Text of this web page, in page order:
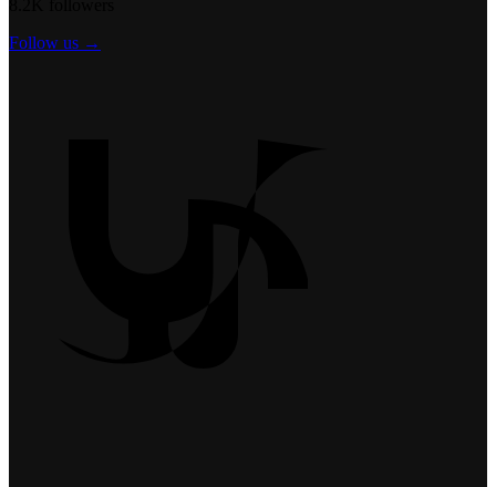
Follow us →